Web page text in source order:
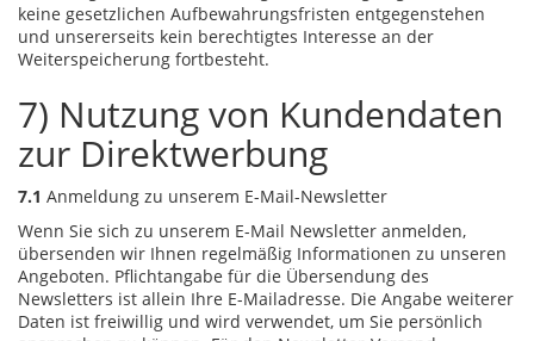
keine gesetzlichen Aufbewahrungsfristen entgegenstehen
und unsererseits kein berechtigtes Interesse an der
Weiterspeicherung fortbesteht.
7) Nutzung von Kundendaten
zur Direktwerbung
7.1 Anmeldung zu unserem E-Mail-Newsletter
Wenn Sie sich zu unserem E-Mail Newsletter anmelden,
übersenden wir Ihnen regelmäßig Informationen zu unseren
Angeboten. Pflichtangabe für die Übersendung des
Newsletters ist allein Ihre E-Mailadresse. Die Angabe weiterer
Daten ist freiwillig und wird verwendet, um Sie persönlich